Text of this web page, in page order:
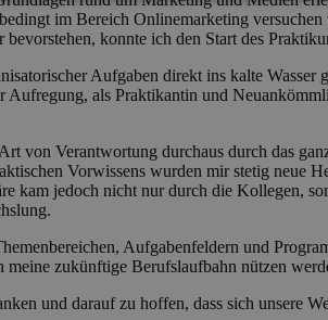
im Bereich Onlinemarketing
konnte ich den Start des
Aufgaben direkt ins kalte
Aufregung, als Praktikantin und
von Verantwortung durchaus durch das
Vorwissens wurden mir stetig neue
kam jedoch nicht nur durch die Kollegen,
Aufgabenfeldern und
zukünftige Berufslaufbahn nützen
und darauf zu hoffen, dass sich unsere